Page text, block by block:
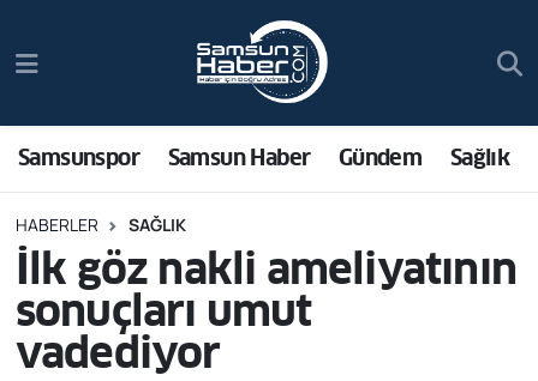
Samsunspor Samsun Haber Gündem Sağlık
HABERLER SAĞLIK
İlk göz nakli ameliyatının
sonuçları umut
vadediyor
Samsun Haber
Sağlık
Asayiş
Bilim ve Teknoloji
Trafik Durumu
Süper Lig Puan Durumu ve Fikstür
Tüm Manşetler
Son Dakika Haberleri